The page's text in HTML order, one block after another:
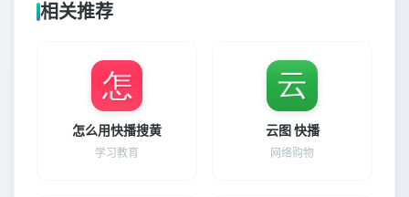
相关推荐
怎么用快播搜黄
学习教育
云图 快播
网络购物